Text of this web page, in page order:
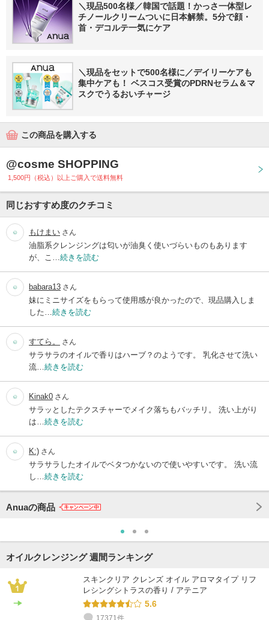
＼現品500名様／韓国で話題！かっさ一体型レ
チノールクリームついに日本解禁。5分で顔・
首・デコルテ一気にケア
＼現品をセットで500名様に／デイリーケアも
集中ケアも！ ベスコス受賞のPDRNセラム＆マ
スクでうるおいチャージ
この商品を購入する
@cosme SHOPPING
1,500円（税込）以上ご購入で送料無料
同じおすすめ度のクチコミ
もけまい さん
油脂系クレンジングは匂いが油臭く使いづらいものもあります
が、こ… 続きを読む
babara13 さん
妹にミニサイズをもらって使用感が良かったので、現品購入しま
した… 続きを読む
すてら。 さん
サラサラのオイルで香りはハーブ？のようです。 乳化させて洗い
流… 続きを読む
Kinak0 さん
サラッとしたテクスチャーでメイク落ちもバッチリ。 洗い上がり
は… 続きを読む
K:) さん
サラサラしたオイルでベタつかないので使いやすいです。 洗い流
し… 続きを読む
Anuaの商品
オイルクレンジング 週間ランキング
スキンクリア クレンズ オイル アロマタイプ リフ
レシングシトラスの香り / アテニア
5.6
17371件